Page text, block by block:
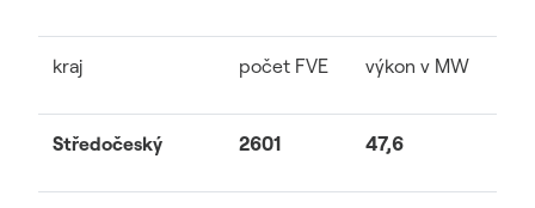
kraj počet FVE výkon v MW
Středočeský 2601 47,6